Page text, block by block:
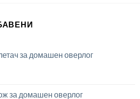
за домашен оверлог
за домашен оверлог